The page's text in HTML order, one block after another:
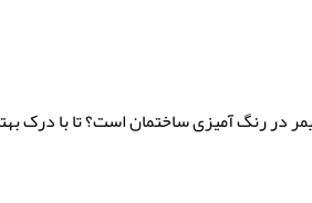
در رنگ آمیزی ساختمان است؟ تا با درک